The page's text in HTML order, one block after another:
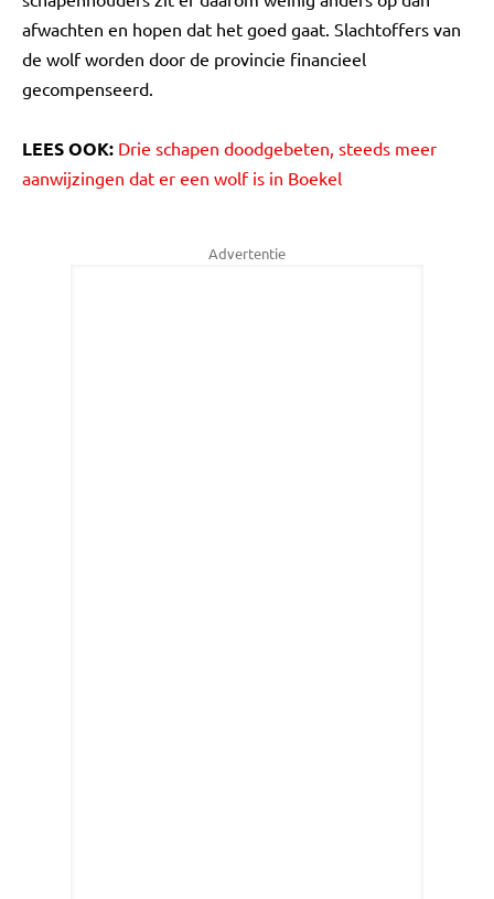
afwachten en hopen dat het goed gaat. Slachtoffers van
de wolf worden door de provincie financieel
gecompenseerd.
LEES OOK: Drie schapen doodgebeten, steeds meer
aanwijzingen dat er een wolf is in Boekel
Advertentie